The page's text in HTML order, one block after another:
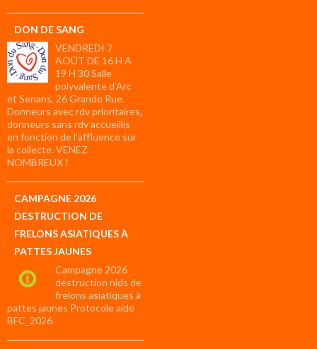
DON DE SANG
VENDREDI 7
AOÛT DE 16 H A
19 H 30 Salle
polyvalente d’Arc
et Senans, 26 Grande Rue.
Donneurs avec rdv prioritaires,
donneurs sans rdv accueillis
en fonction de l’affluence sur
la collecte. VENEZ
NOMBREUX !
CAMPAGNE 2026
DESTRUCTION DE
FRELONS ASIATIQUES À
PATTES JAUNES
Campagne 2026
destruction nids de
frelons asiatiques à
pattes jaunes Protocole aide
BFC_2026